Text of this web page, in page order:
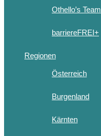
Othello’s Team
barriereFREI+
Regionen
Österreich
Burgenland
Kärnten